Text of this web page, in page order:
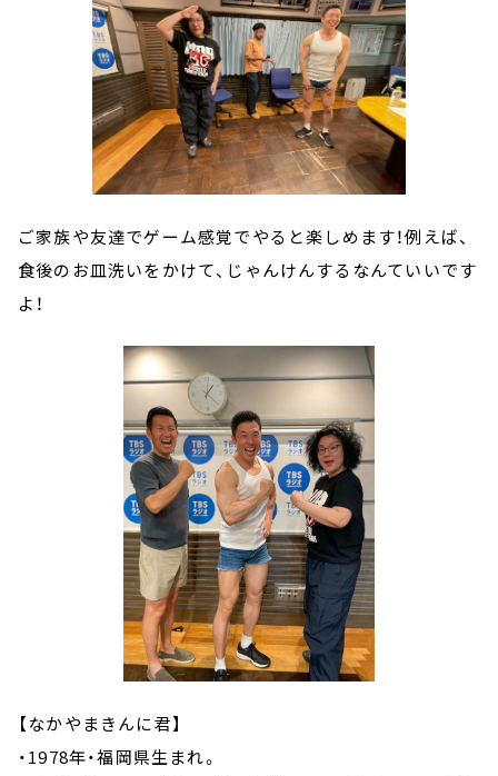
ご家族や友達でゲーム感覚でやると楽しめます！例えば、
食後のお皿洗いをかけて、じゃんけんするなんていいです
よ！
【なかやまきんに君】
・1978年・福岡県生まれ。